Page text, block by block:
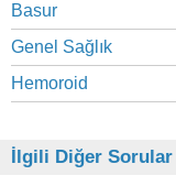
Basur
Genel Sağlık
Hemoroid
İlgili Diğer Sorular